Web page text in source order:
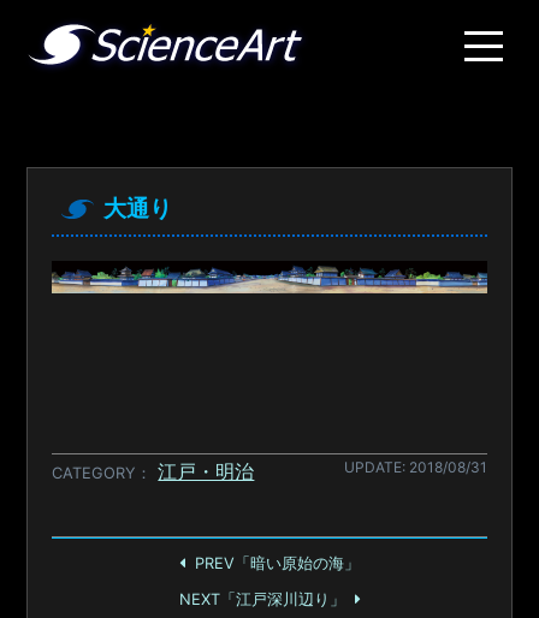
大通り
CATEGORY 江戸・明治 UPDATE: 2018/08/31
PREV「暗い原始の海」
NEXT「江戸深川辺り」